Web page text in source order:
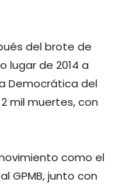
del brote de
lugar de 2014 a
Democrática del
mil muertes, con
como el
GPMB, junto con